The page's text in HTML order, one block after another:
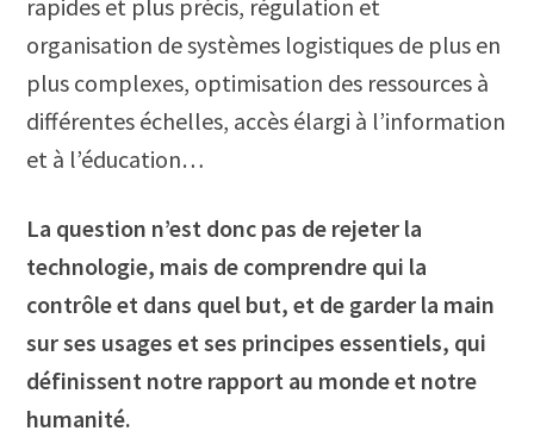
rapides et plus précis, régulation et
organisation de systèmes logistiques de plus en
plus complexes, optimisation des ressources à
différentes échelles, accès élargi à l’information
et à l’éducation…
La question n’est donc pas de rejeter la
technologie, mais de comprendre qui la
contrôle et dans quel but, et de garder la main
sur ses usages et ses principes essentiels, qui
définissent notre rapport au monde et notre
humanité.